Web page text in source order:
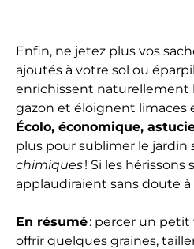
Enfin, ne jetez plus vos
ajoutés à votre sol ou
enrichissent naturellement
gazon et éloignent limaces
Écolo, économique,
plus pour sublimer le jardin
chimiques! Si les hérissons
applaudiraient sans doute
En résumé: percer un petit
offrir quelques graines,